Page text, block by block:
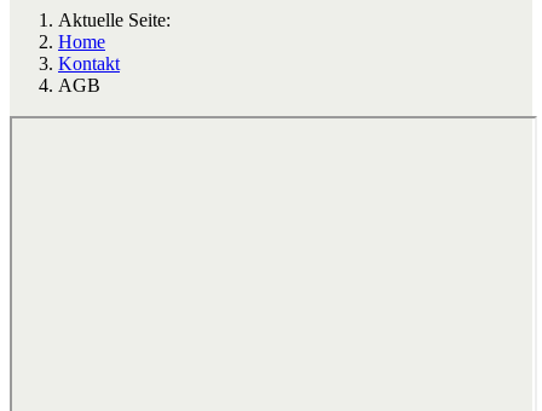
Aktuelle Seite:
Home
Kontakt
AGB